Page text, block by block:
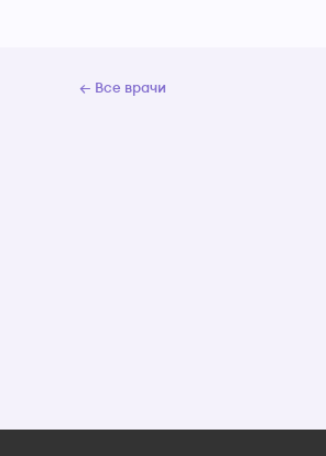
← Все врачи